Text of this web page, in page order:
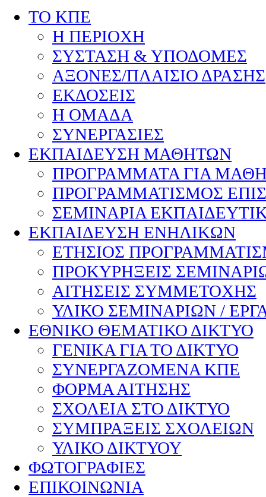
ΤΟ ΚΠΕ
Η ΠΕΡΙΟΧΗ
ΣΥΣΤΑΣΗ & ΥΠΟΔΟΜΕΣ
ΑΞΟΝΕΣ/ΠΛΑΙΣΙΟ ΔΡΑΣΗΣ
ΕΚΔΟΣΕΙΣ
Η ΟΜΑΔΑ
ΣΥΝΕΡΓΑΣΙΕΣ
ΕΚΠΑΙΔΕΥΣΗ ΜΑΘΗΤΩΝ
ΠΡΟΓΡΑΜΜΑΤΑ ΓΙΑ
ΠΡΟΓΡΑΜΜΑΤΙΣΜΟΣ
ΣΕΜΙΝΑΡΙΑ
ΕΚΠΑΙΔΕΥΣΗ ΕΝΗΛΙΚΩΝ
ΕΤΗΣΙΟΣ
ΠΡΟΚΥΡΗΞΕΙΣ
ΑΙΤΗΣΕΙΣ ΣΥΜΜΕΤΟΧΗΣ
ΥΛΙΚΟ ΣΕΜΙΝΑΡΙΩΝ /
ΕΘΝΙΚΟ ΘΕΜΑΤΙΚΟ ΔΙΚΤΥΟ
ΓΕΝΙΚΑ ΓΙΑ ΤΟ ΔΙΚΤΥΟ
ΣΥΝΕΡΓΑΖΟΜΕΝΑ ΚΠΕ
ΦΟΡΜΑ ΑΙΤΗΣΗΣ
ΣΧΟΛΕΙΑ ΣΤΟ ΔΙΚΤΥΟ
ΣΥΜΠΡΑΞΕΙΣ ΣΧΟΛΕΙΩΝ
ΥΛΙΚΟ ΔΙΚΤΥΟΥ
ΦΩΤΟΓΡΑΦΙΕΣ
ΕΠΙΚΟΙΝΩΝΙΑ